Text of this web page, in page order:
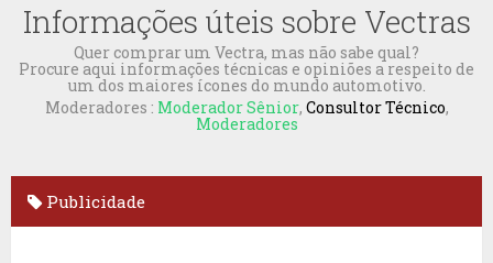
Informações úteis sobre Vectras
Quer comprar um Vectra, mas não sabe qual?
Procure aqui informações técnicas e opiniões a respeito de
um dos maiores ícones do mundo automotivo.
Moderadores : Moderador Sênior, Consultor Técnico,
Moderadores
Publicidade